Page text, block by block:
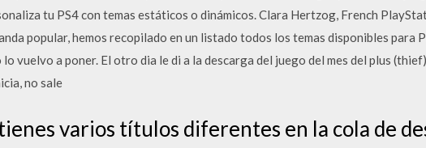
tu PS4 con temas estáticos o dinámicos. Clara Hertzog, French
popular, hemos recopilado en un listado todos los temas disponibles para
lo vuelvo a poner. El otro dia le di a la descarga del juego del mes del plus
no sale
varios títulos diferentes en la cola de